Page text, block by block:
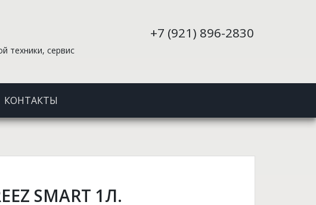
техники, сервис
+7 (921) 896-2830
КОНТАКТЫ
SMART 1Л.